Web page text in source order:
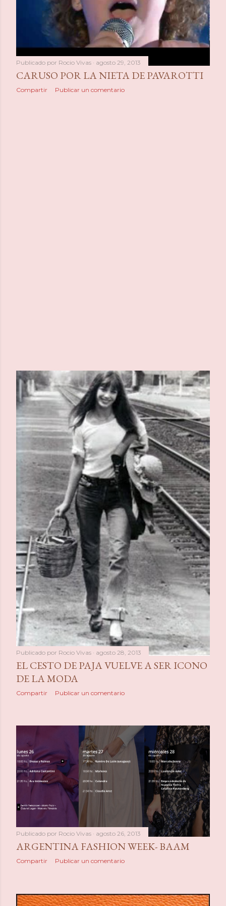
Publicado por Rocio Vivas agosto 29, 2013
CARUSO POR LA NIETA DE PAVAROTTI
Compartir Publicar un comentario
Publicado por Rocio Vivas agosto 28, 2013
EL CESTO DE PAJA VUELVE A SER ICONO
DE LA MODA
Compartir Publicar un comentario
Publicado por Rocio Vivas agosto 26, 2013
ARGENTINA FASHION WEEK- BAAM
Compartir Publicar un comentario